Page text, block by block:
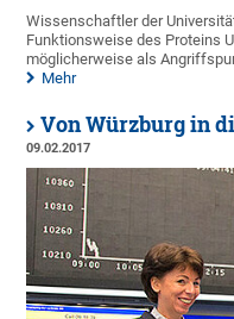
Wissenschaftler der
Funktionsweise des Proteins
möglicherweise als
Mehr
Von Würzburg in
09.02.2017